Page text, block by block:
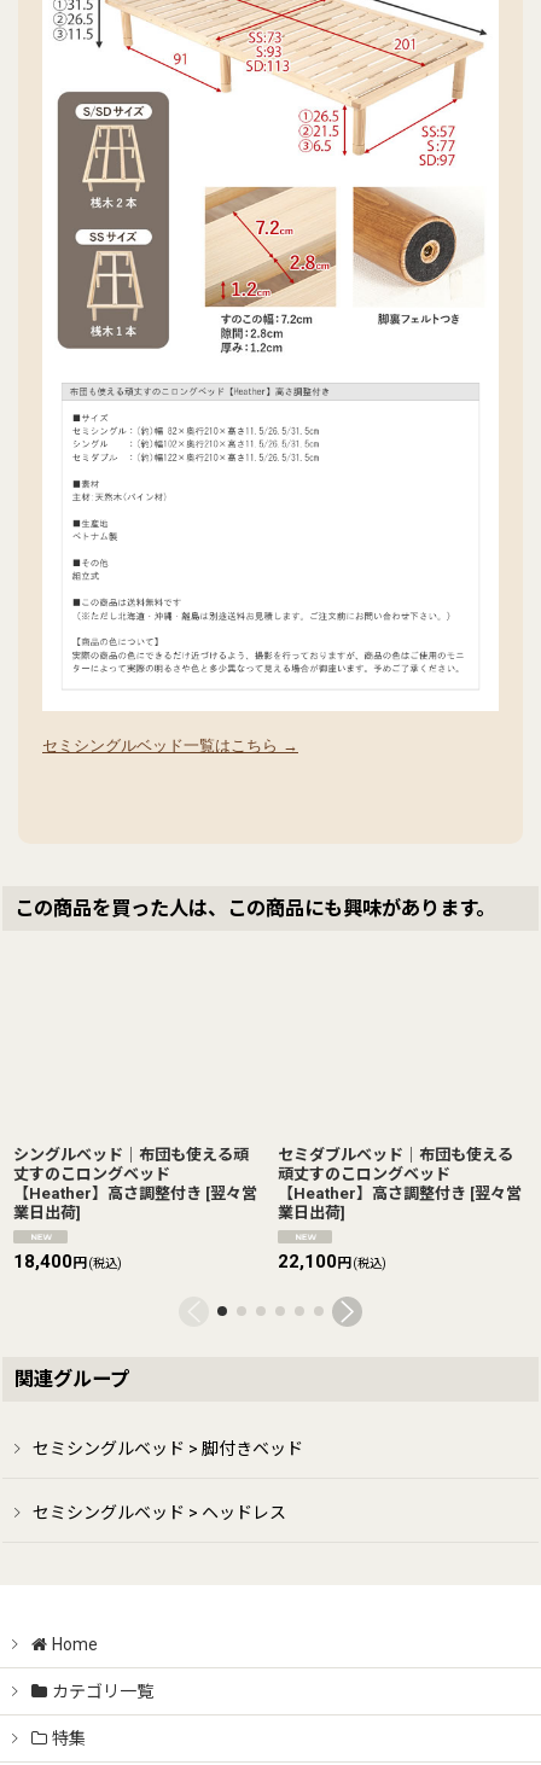
セミシングルベッド一覧はこちら →
この商品を買った人は、この商品にも興味があります。
シングルベッド｜布団も使える頑
丈すのこロングベッド
【Heather】高さ調整付き [翌々営
業日出荷]
18,400円 (税込)
セミダブルベッド｜布団も使える
頑丈すのこロングベッド
【Heather】高さ調整付き [翌々営
業日出荷]
22,100円 (税込)
関連グループ
セミシングルベッド > 脚付きベッド
セミシングルベッド > ヘッドレス
Home
カテゴリ一覧
特集